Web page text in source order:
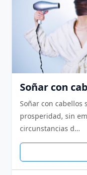
Soñar con
Soñar con cabellos
prosperidad, sin
circunstancias d…